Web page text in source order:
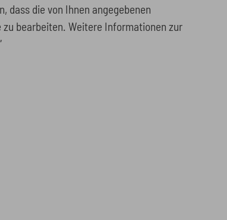
dass die von Ihnen angegebenen
bearbeiten. Weitere Informationen zur